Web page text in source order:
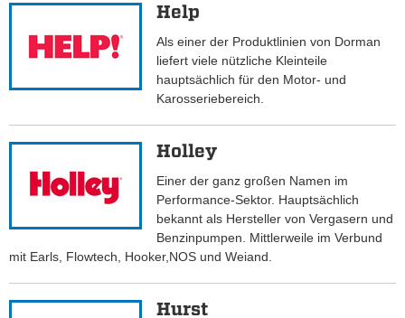
Help
Als einer der Produktlinien von Dorman
liefert viele nützliche Kleinteile
hauptsächlich für den Motor- und
Karosseriebereich.
Holley
Einer der ganz großen Namen im
Performance-Sektor. Hauptsächlich
bekannt als Hersteller von Vergasern und
Benzinpumpen. Mittlerweile im Verbund
mit Earls, Flowtech, Hooker,NOS und Weiand.
Hurst